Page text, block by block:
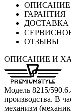
ОПИСАНИЕ
ГАРАНТИЯ
ДОСТАВКА
ОТЗЫВЫ
ОПИСАНИЕ И
Модель 8215/
производства. В
механизм